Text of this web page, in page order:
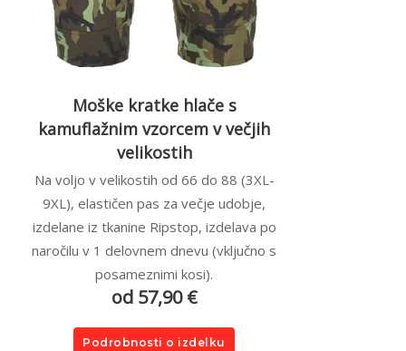
Moške kratke hlače s
kamuflažnim vzorcem v večjih
velikostih
Na voljo v velikostih od 66 do 88 (3XL-
9XL), elastičen pas za večje udobje,
izdelane iz tkanine Ripstop, izdelava po
naročilu v 1 delovnem dnevu (vključno s
posameznimi kosi).
od 57,90 €
Podrobnosti o izdelku